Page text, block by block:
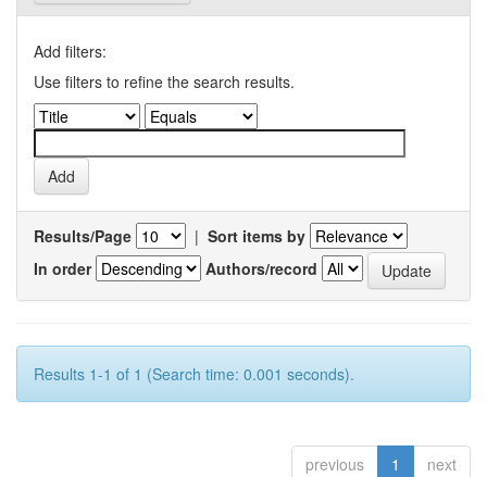
Add filters:
Use filters to refine the search results.
Results/Page | Sort items by
In order
Authors/record
Results 1-1 of 1 (Search time: 0.001 seconds).
previous 1 next